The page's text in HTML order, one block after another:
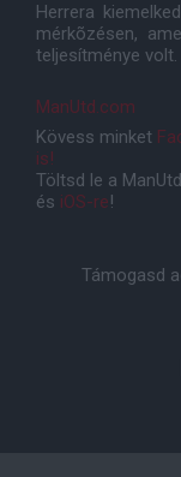
Herrera
mérkõzésen,
teljesítménye volt.
ManUtd.com
Kövess minket
is!
Töltsd le a
és iOS-re!
Támogasd